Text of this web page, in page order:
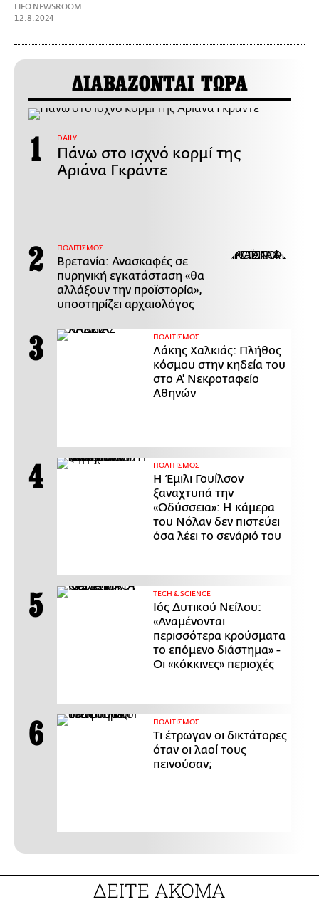
LIFO NEWSROOM
12.8.2024
ΔΙΑΒΑΖΟΝΤΑΙ ΤΩΡΑ
DAILY
Πάνω στο ισχνό κορμί της
Αριάνα Γκράντε
ΠΟΛΙΤΙΣΜΟΣ
Βρετανία: Ανασκαφές σε
πυρηνική εγκατάσταση «θα
αλλάξουν την προϊστορία»,
υποστηρίζει αρχαιολόγος
ΠΟΛΙΤΙΣΜΟΣ
Λάκης Χαλκιάς: Πλήθος
κόσμου στην κηδεία του
στο Α' Νεκροταφείο
Αθηνών
ΠΟΛΙΤΙΣΜΟΣ
Η Έμιλι Γουίλσον
ξαναχτυπά την
«Οδύσσεια»: Η κάμερα
του Νόλαν δεν πιστεύει
όσα λέει το σενάριό του
ΤECH & SCIENCE
Ιός Δυτικού Νείλου:
«Αναμένονται
περισσότερα κρούσματα
το επόμενο διάστημα» -
Οι «κόκκινες» περιοχές
ΠΟΛΙΤΙΣΜΟΣ
Τι έτρωγαν οι δικτάτορες
όταν οι λαοί τους
πεινούσαν;
ΔΕΙΤΕ ΑΚΟΜΑ